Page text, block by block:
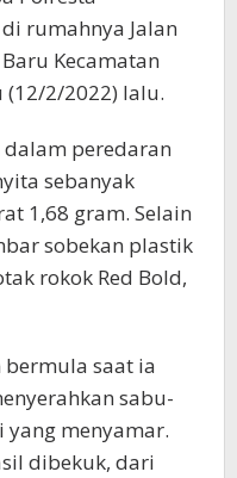
rumahnya Jalan
Kecamatan
(12/2/2022) lalu.
peredaran
sebanyak
1,68 gram. Selain
sobekan plastik
rokok Red Bold,
saat ia
sabu-
menyamar.
dibekuk, dari